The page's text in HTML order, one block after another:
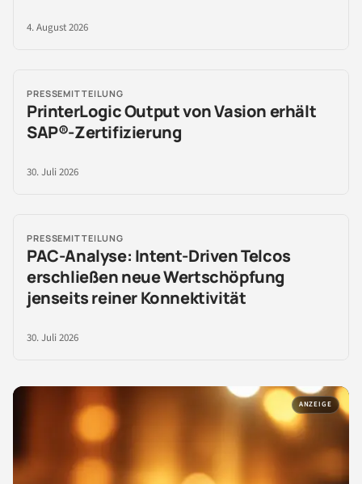
4. August 2026
PRESSEMITTEILUNG
PrinterLogic Output von Vasion erhält
SAP®-Zertifizierung
30. Juli 2026
PRESSEMITTEILUNG
PAC-Analyse: Intent-Driven Telcos
erschließen neue Wertschöpfung
jenseits reiner Konnektivität
30. Juli 2026
ANZEIGE